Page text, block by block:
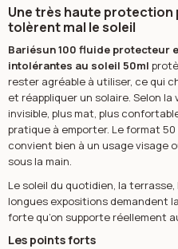
Une très haute protection
tolèrent mal le soleil
Bariésun 100 fluide protecteur
intolérantes au soleil 50ml
rester agréable à utiliser, ce qui
et réappliquer un solaire. Selon
invisible, plus mat, plus
pratique à emporter. Le format
convient bien à un usage visage
sous la main.
Le soleil du quotidien, la
longues expositions demandent
forte qu’on supporte réellement
Les points forts